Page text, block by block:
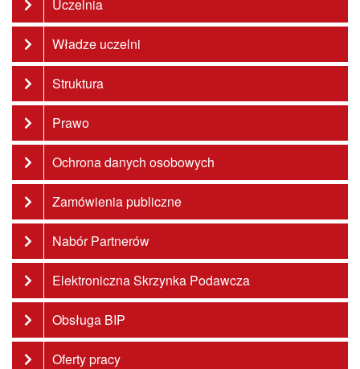
Uczelnia
Władze uczelni
Struktura
Prawo
Ochrona danych osobowych
Zamówienia publiczne
Nabór Partnerów
Elektroniczna Skrzynka Podawcza
Obsługa BIP
Oferty pracy